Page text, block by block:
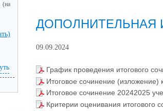
ДОПОЛНИТЕЛЬНАЯ
09.09.2024
График проведения итогового
Итоговое сочинение (изложение)
Итоговое сочинение 20242025
Критерии оценивания итогового
и
(на